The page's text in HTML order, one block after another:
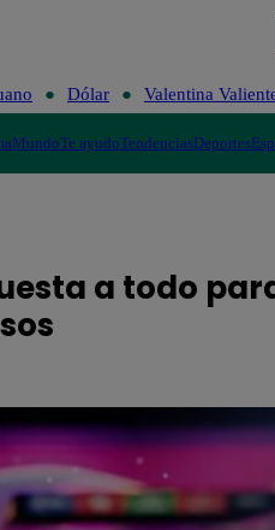
Dólar Valentina
MundoTe ayudoTendenciasDeportes
a todo